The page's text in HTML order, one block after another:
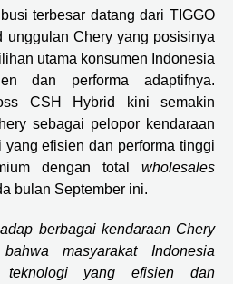
terbesar datang dari TIGGO
unggulan Chery yang posisinya
utama konsumen Indonesia
dan performa adaptifnya.
CSH Hybrid kini semakin
sebagai pelopor kendaraan
efisien dan performa tinggi
dengan total wholesales
bulan September ini.
berbagai kendaraan Chery
masyarakat Indonesia
teknologi yang efisien dan